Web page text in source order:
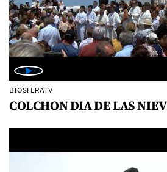
BIOSFERATV
COLCHON DIA DE LAS